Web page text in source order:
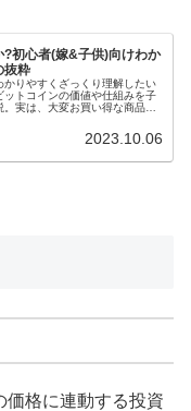
?初心者(嫁&子供)向けわか
抜粋
かりやすくざっくり理解したい
ットコインの価値や仕組みを子
。実は、大変お買い得な商品
になっちゃいます！2023.10.06
価格に連動する投資